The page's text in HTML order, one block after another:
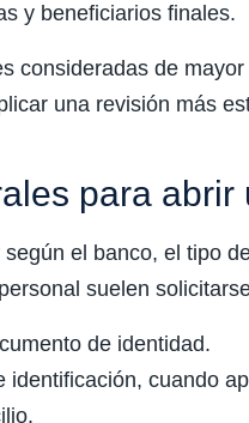
y beneficiarios finales.
consideradas de
una revisión más
para
el banco, el tipo
suelen
de identidad.
identificación, cuando